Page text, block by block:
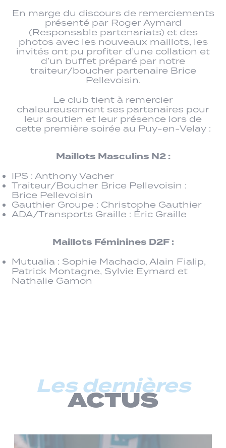
En marge du discours de remerciements
présenté par Roger Aymard
(Responsable partenariats) et des
photos avec les nouveaux maillots, les
invités ont pu profiter d’une collation et
d’un buffet préparé par notre
traiteur/boucher partenaire Brice
Pellevoisin.
Le club tient à remercier
chaleureusement ses partenaires pour
leur soutien et leur présence lors de
cette première soirée au Puy-en-Velay :
Maillots Masculins N2 :
IPS : Anthony Vacher
Traiteur/Boucher Brice Pellevoisin :
Brice Pellevoisin
Gauthier Groupe : Christophe Gauthier
ADA/Transports Graille : Éric Graille
Maillots Féminines D2F :
Mutualia : Sophie Machado, Alain Fialip,
Patrick Montagne, Sylvie Eymard et
Nathalie Gamon
Les dernières
ACTUS